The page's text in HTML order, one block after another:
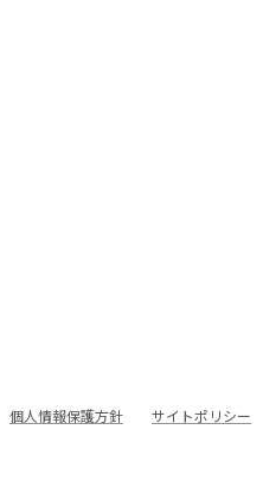
個人情報保護方針 サイトポリシー